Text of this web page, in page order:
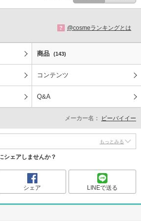
? @cosmeランキングとは
商品 (143)
コンテンツ
Q&A
メーカー名： ビーバイイー
もっとみる
シェアしませんか？
シェア LINEで送る